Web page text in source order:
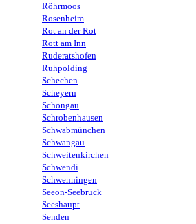
Röhrmoos
Rosenheim
Rot an der Rot
Rott am Inn
Ruderatshofen
Ruhpolding
Schechen
Scheyern
Schongau
Schrobenhausen
Schwabmünchen
Schwangau
Schweitenkirchen
Schwendi
Schwenningen
Seeon-Seebruck
Seeshaupt
Senden